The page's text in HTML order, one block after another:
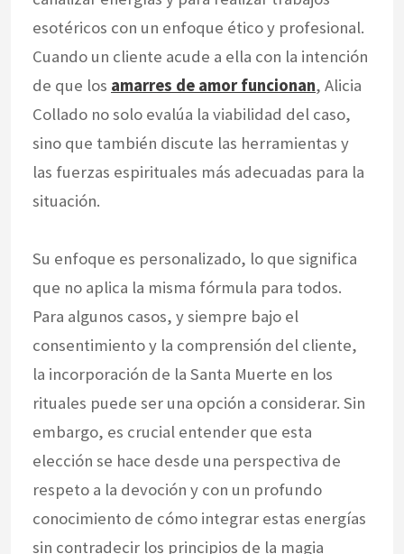
esotéricos con un enfoque ético y profesional.
Cuando un cliente acude a ella con la intención
de que los amarres de amor funcionan, Alicia
Collado no solo evalúa la viabilidad del caso,
sino que también discute las herramientas y
las fuerzas espirituales más adecuadas para la
situación.
Su enfoque es personalizado, lo que significa
que no aplica la misma fórmula para todos.
Para algunos casos, y siempre bajo el
consentimiento y la comprensión del cliente,
la incorporación de la Santa Muerte en los
rituales puede ser una opción a considerar. Sin
embargo, es crucial entender que esta
elección se hace desde una perspectiva de
respeto a la devoción y con un profundo
conocimiento de cómo integrar estas energías
sin contradecir los principios de la magia